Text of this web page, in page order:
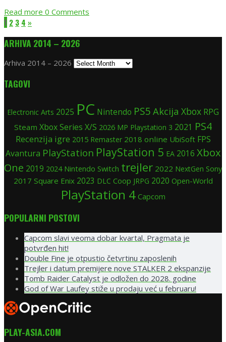
Read more 0 Comments
1 2 3 4 »
ARHIVA 2014 – 2026
Arhiva 2014 – 2026
TAGOVI
Electronic Arts 2025 PC Nintendo PS5 Akcija Xbox RPG
Steam Xbox Series X/S 2026 MP Playstation 3 2021 PS4
Recenzija igre 2015 Remaster 2018 online UbiSoft FPS
Avantura PlayStation PlayStation 5 EA 2016 Xbox
One 2019 2024 Nintendo Switch trejler 2022 NextGen Sony
2017 Square Enix 2023 DLC Coop JRPG 2020 Open-World
PlayStation 4 Capcom
POPULARNI POSTOVI
Capcom slavi veoma dobar kvartal, Pragmata je
potvrđen hit!
Double Fine je otpustio četvrtinu zaposlenih
Trejler i datum premijere nove STALKER 2 ekspanzije
Tomb Raider Catalyst je odložen do 2028. godine
God of War Laufey stiže u prodaju već u februaru!
PLAY-ASIA.COM